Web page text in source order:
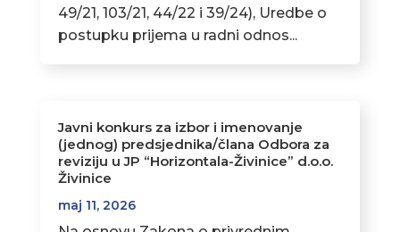
49/21, 103/21, 44/22 i 39/24), Uredbe o
postupku prijema u radni odnos...
Javni konkurs za izbor i imenovanje
(jednog) predsjednika/člana Odbora za
reviziju u JP “Horizontala-Živinice” d.o.o.
Živinice
maj 11, 2026